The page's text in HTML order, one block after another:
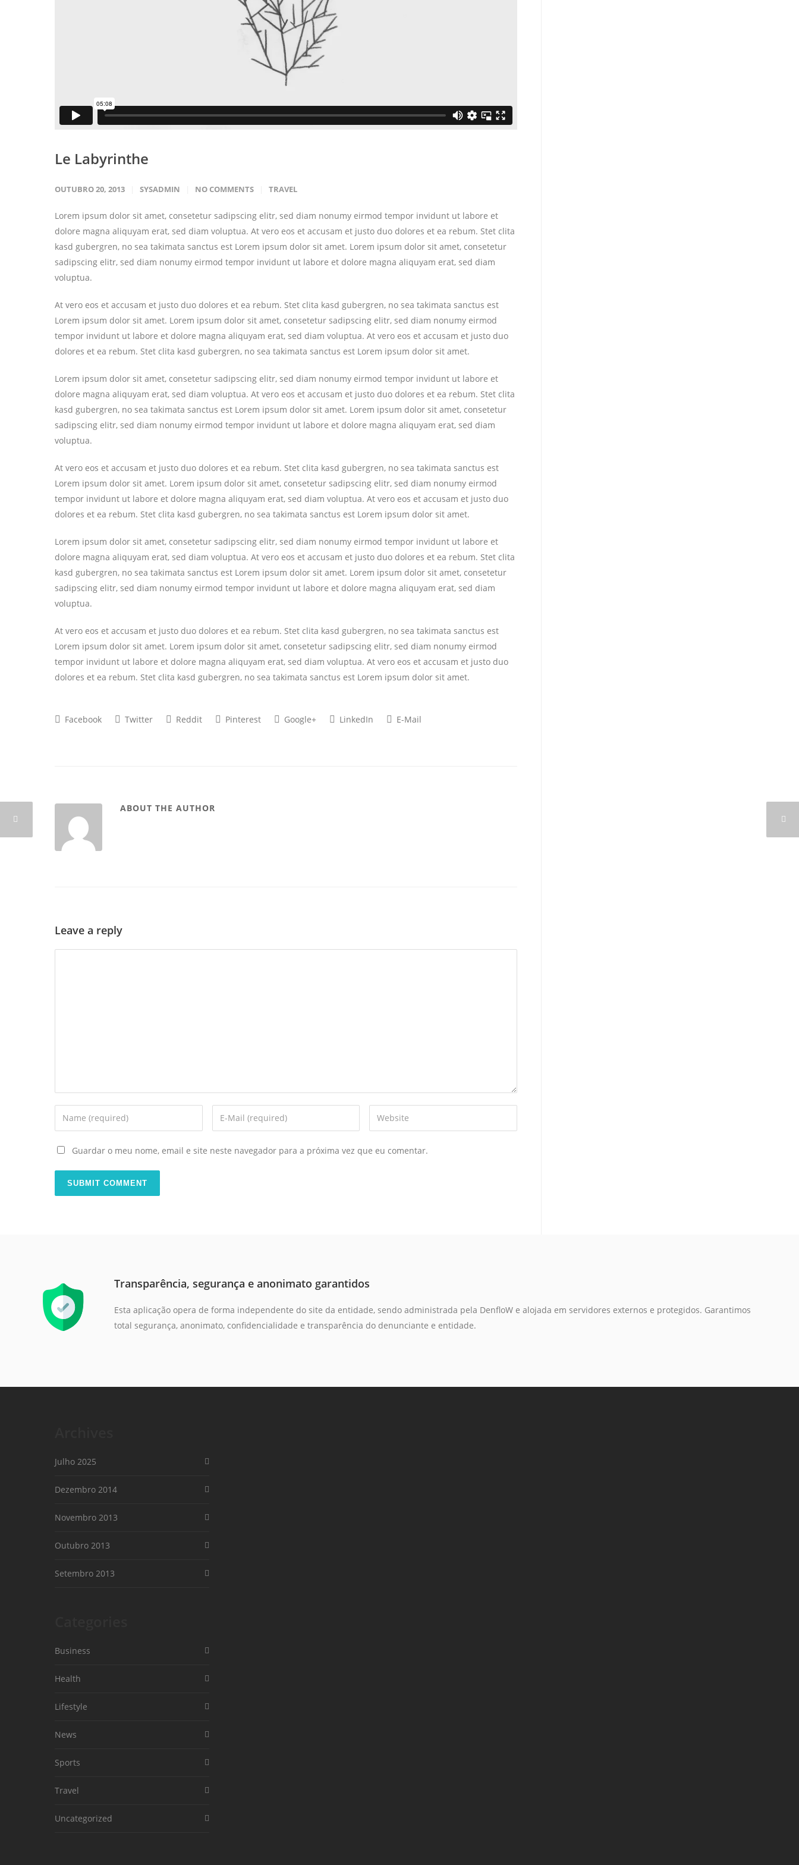
Le Labyrinthe
OUTUBRO 20, 2013 SYSADMIN NO COMMENTS TRAVEL
Lorem ipsum dolor sit amet, consetetur sadipscing elitr, sed diam nonumy eirmod tempor invidunt ut labore et
dolore magna aliquyam erat, sed diam voluptua. At vero eos et accusam et justo duo dolores et ea rebum. Stet clita
kasd gubergren, no sea takimata sanctus est Lorem ipsum dolor sit amet. Lorem ipsum dolor sit amet, consetetur
sadipscing elitr, sed diam nonumy eirmod tempor invidunt ut labore et dolore magna aliquyam erat, sed diam
voluptua.
At vero eos et accusam et justo duo dolores et ea rebum. Stet clita kasd gubergren, no sea takimata sanctus est
Lorem ipsum dolor sit amet. Lorem ipsum dolor sit amet, consetetur sadipscing elitr, sed diam nonumy eirmod
tempor invidunt ut labore et dolore magna aliquyam erat, sed diam voluptua. At vero eos et accusam et justo duo
dolores et ea rebum. Stet clita kasd gubergren, no sea takimata sanctus est Lorem ipsum dolor sit amet.
Lorem ipsum dolor sit amet, consetetur sadipscing elitr, sed diam nonumy eirmod tempor invidunt ut labore et
dolore magna aliquyam erat, sed diam voluptua. At vero eos et accusam et justo duo dolores et ea rebum. Stet clita
kasd gubergren, no sea takimata sanctus est Lorem ipsum dolor sit amet. Lorem ipsum dolor sit amet, consetetur
sadipscing elitr, sed diam nonumy eirmod tempor invidunt ut labore et dolore magna aliquyam erat, sed diam
voluptua.
At vero eos et accusam et justo duo dolores et ea rebum. Stet clita kasd gubergren, no sea takimata sanctus est
Lorem ipsum dolor sit amet. Lorem ipsum dolor sit amet, consetetur sadipscing elitr, sed diam nonumy eirmod
tempor invidunt ut labore et dolore magna aliquyam erat, sed diam voluptua. At vero eos et accusam et justo duo
dolores et ea rebum. Stet clita kasd gubergren, no sea takimata sanctus est Lorem ipsum dolor sit amet.
Lorem ipsum dolor sit amet, consetetur sadipscing elitr, sed diam nonumy eirmod tempor invidunt ut labore et
dolore magna aliquyam erat, sed diam voluptua. At vero eos et accusam et justo duo dolores et ea rebum. Stet clita
kasd gubergren, no sea takimata sanctus est Lorem ipsum dolor sit amet. Lorem ipsum dolor sit amet, consetetur
sadipscing elitr, sed diam nonumy eirmod tempor invidunt ut labore et dolore magna aliquyam erat, sed diam
voluptua.
At vero eos et accusam et justo duo dolores et ea rebum. Stet clita kasd gubergren, no sea takimata sanctus est
Lorem ipsum dolor sit amet. Lorem ipsum dolor sit amet, consetetur sadipscing elitr, sed diam nonumy eirmod
tempor invidunt ut labore et dolore magna aliquyam erat, sed diam voluptua. At vero eos et accusam et justo duo
dolores et ea rebum. Stet clita kasd gubergren, no sea takimata sanctus est Lorem ipsum dolor sit amet.
Facebook Twitter Reddit Pinterest Google+ LinkedIn E-Mail
ABOUT THE AUTHOR
Leave a reply
Guardar o meu nome, email e site neste navegador para a próxima vez que eu comentar.
Transparência, segurança e anonimato garantidos
Esta aplicação opera de forma independente do site da entidade, sendo administrada pela DenfloW e alojada em servidores externos e protegidos. Garantimos
total segurança, anonimato, confidencialidade e transparência do denunciante e entidade.
Julho 2025
Dezembro 2014
Novembro 2013
Outubro 2013
Setembro 2013
Business
Health
Lifestyle
News
Sports
Travel
Uncategorized